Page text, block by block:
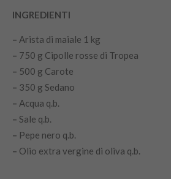
INGREDIENTI
– Arista di maiale 1 kg
– 750 g Cipolle rosse di Tropea
– 500 g Carote
– 350 g Sedano
– Acqua q.b.
– Sale q.b.
– Pepe nero q.b.
– Olio extra vergine di oliva q.b.